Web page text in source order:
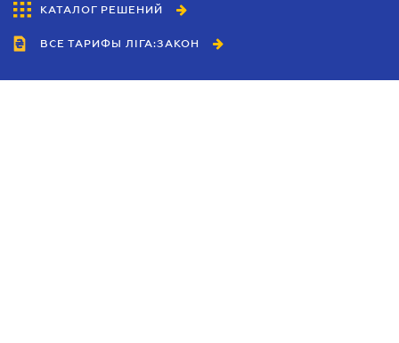
КАТАЛОГ РЕШЕНИЙ
ВСЕ ТАРИФЫ ЛІГА:ЗАКОН